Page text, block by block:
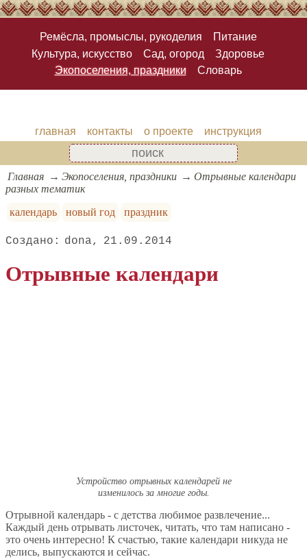
Ремёсла, промыслы, рукоделия
Питание
Культура, искусство
Сад, огород
Здоровье
Экопоселения, праздники
Словарь
главная контакты о проекте инструкция
Главная Экопоселения, праздники
Отрывные календари
разных тематик
календарь
новый год праздник
dona 21.09.2014
Отрывные календари
Устройство отрывных календарей не
изменилось за многие годы.
Отрывной календарь - с детства любимое развлечение...
Каждый день отрывать листочек, читать, что там написано -
это очень интересно! К счастью, такие календари никуда не
делись, выпускаются и сейчас.